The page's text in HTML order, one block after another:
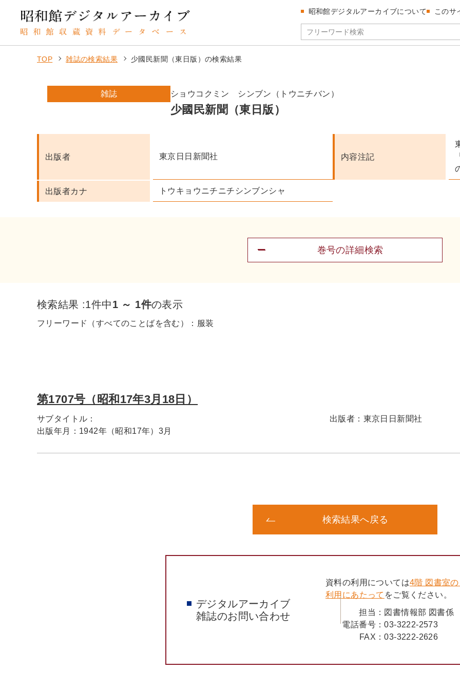
昭和館デジタルアーカイブについて このサ
TOP 雑誌の検索結果 少國民新聞（東日版）の検索結果
雑誌 ショウコクミン シンブン（トウニチバン）
少國民新聞（東日版）
出版者 東京日日新聞社 内容注記
出版者カナ トウキョウニチニチシンブンシャ
巻号の詳細検索
検索結果 :1件中1 ～ 1件の表示
フリーワード（すべてのことばを含む）： 服装
第1707号（昭和17年3月18日）
サブタイトル： 出版者： 東京日日新聞社
出版年月： 1942年（昭和17年）3月
検索結果へ戻る
デジタルアーカイブ
雑誌のお問い合わせ
資料の利用については4階 図書室
利用にあたって をご覧ください。
担当： 図書情報部 図書係
電話番号：03-3222-2573
FAX：03-3222-2626